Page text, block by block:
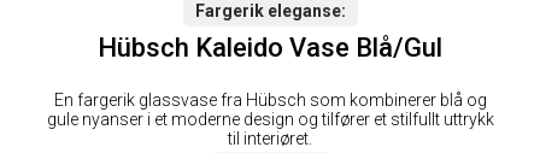
Fargerik eleganse
Hübsch Kaleido Vase Blå/Gul
En fargerik glassvase fra Hübsch som kombinerer blå og
gule nyanser i et moderne design og tilfører et stilfullt uttrykk
til interiøret.